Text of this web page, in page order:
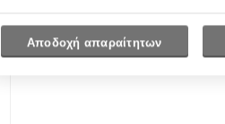
Αποδοχή απαραίτητων